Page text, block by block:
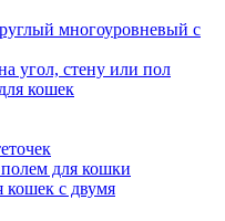
многоуровневый с
угол, стену или пол
кошек
для кошки
с двумя